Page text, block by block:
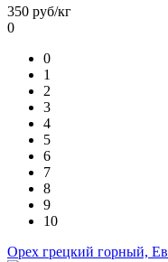
350 руб/кг
0
0
1
2
3
4
5
6
7
8
9
10
Орех грецкий горный,